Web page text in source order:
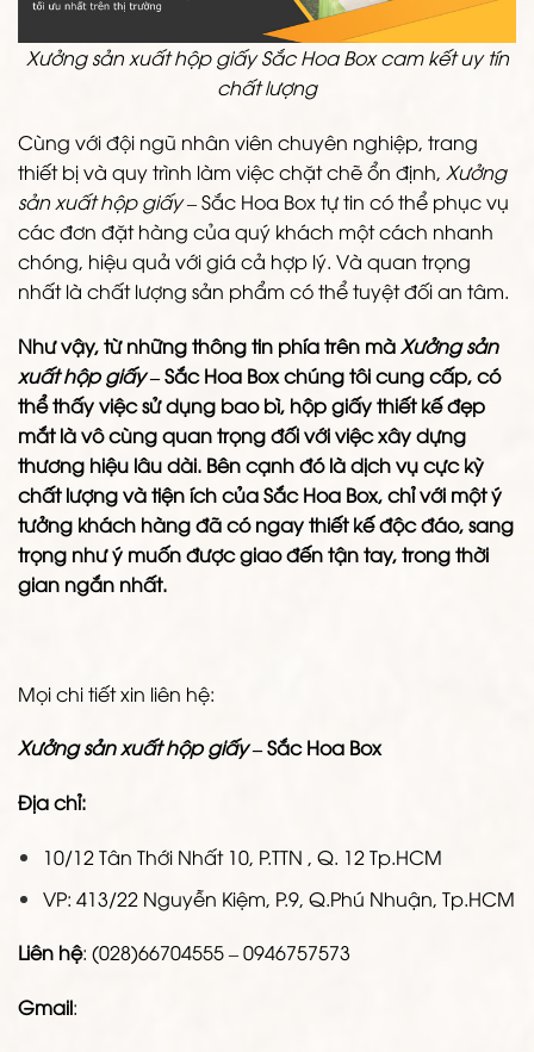
Xưởng sản xuất hộp giấy Sắc Hoa Box cam kết uy tín
chất lượng
Cùng với đội ngũ nhân viên chuyên nghiệp, trang
thiết bị và quy trình làm việc chặt chẽ ổn định, Xưởng
sản xuất hộp giấy– Sắc Hoa Box tự tin có thể phục vụ
các đơn đặt hàng của quý khách một cách nhanh
chóng, hiệu quả với giá cả hợp lý. Và quan trọng
nhất là chất lượng sản phẩm có thể tuyệt đối an tâm.
Như vậy, từ những thông tin phía trên mà Xưởng sản
xuất hộp giấy– Sắc Hoa Box chúng tôi cung cấp, có
thể thấy việc sử dụng bao bì, hộp giấy thiết kế đẹp
mắt là vô cùng quan trọng đối với việc xây dựng
thương hiệu lâu dài. Bên cạnh đó là dịch vụ cực kỳ
chất lượng và tiện ích của Sắc Hoa Box, chỉ với một ý
tưởng khách hàng đã có ngay thiết kế độc đáo, sang
trọng như ý muốn được giao đến tận tay, trong thời
gian ngắn nhất.
Mọi chi tiết xin liên hệ:
Xưởng sản xuất hộp giấy– Sắc Hoa Box
Địa chỉ:
10/12 Tân Thới Nhất 10, P.TTN , Q. 12 Tp.HCM
VP: 413/22 Nguyễn Kiệm, P.9, Q.Phú Nhuận, Tp.HCM
Liên hệ: (028)66704555 – 0946757573
Gmail: